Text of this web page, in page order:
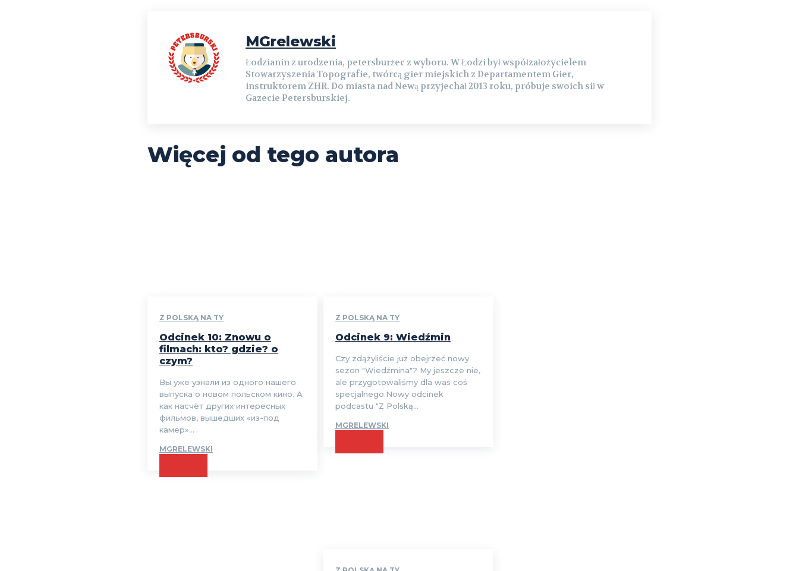
MGrelewski
Łodzianin z urodzenia, petersburżec z wyboru. W Łodzi był współzałożycielem
Stowarzyszenia Topografie, twórcą gier miejskich z Departamentem Gier,
instruktorem ZHR. Do miasta nad Newą przyjechał 2013 roku, próbuje swoich sił w
Gazecie Petersburskiej.
Więcej od tego autora
Z POLSKĄ NA TY
Odcinek 10: Znowu o
filmach: kto? gdzie? o
czym?
Вы уже узнали из одного нашего
выпуска о новом польском кино. А
как насчёт других интересных
фильмов, вышедших «из-под
камер»...
MGRELEWSKI
Z POLSKĄ NA TY
Odcinek 9: Wiedźmin
Czy zdążyliście już obejrzeć nowy
sezon "Wiedźmina"? My jeszcze nie,
ale przygotowaliśmy dla was coś
specjalnego.Nowy odcinek
podcastu "Z Polską...
MGRELEWSKI